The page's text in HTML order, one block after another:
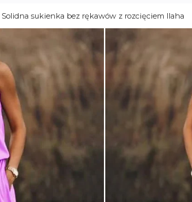
Solidna sukienka bez rękawów z rozcięciem Ilaha